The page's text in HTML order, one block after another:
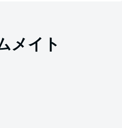
メイト